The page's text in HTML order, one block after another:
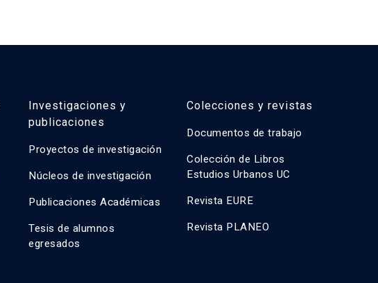
Investigaciones y
publicaciones
Proyectos de investigación
Núcleos de investigación
Publicaciones Académicas
Tesis de alumnos
egresados
Colecciones y revistas
Documentos de trabajo
Colección de Libros
Estudios Urbanos UC
Revista EURE
Revista PLANEO